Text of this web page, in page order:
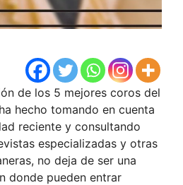
de los 5 mejores coros del
hecho tomando en cuenta
reciente y consultando
especializadas y otras
no deja de ser una
donde pueden entrar